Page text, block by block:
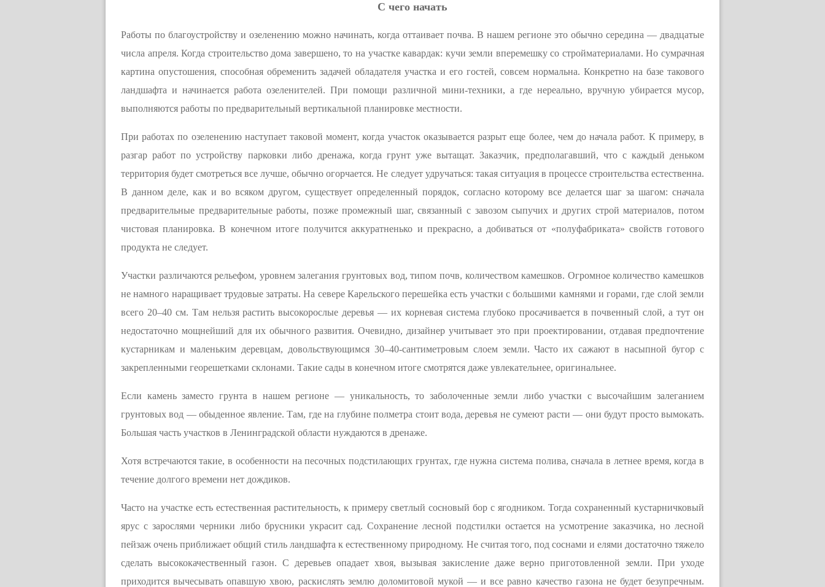
С чего начать
Работы по благоустройству и озеленению можно начинать, когда оттаивает почва. В нашем регионе это обычно середина — двадцатые
числа апреля. Когда строительство дома завершено, то на участке кавардак: кучи земли вперемешку со стройматериалами. Но сумрачная
картина опустошения, способная обременить задачей обладателя участка и его гостей, совсем нормальна. Конкретно на базе такового
ландшафта и начинается работа озеленителей. При помощи различной мини-техники, а где нереально, вручную убирается мусор,
выполняются работы по предварительный вертикальной планировке местности.
При работах по озеленению наступает таковой момент, когда участок оказывается разрыт еще более, чем до начала работ. К примеру, в
разгар работ по устройству парковки либо дренажа, когда грунт уже вытащат. Заказчик, предполагавший, что с каждый деньком
территория будет смотреться все лучше, обычно огорчается. Не следует удручаться: такая ситуация в процессе строительства естественна.
В данном деле, как и во всяком другом, существует определенный порядок, согласно которому все делается шаг за шагом: сначала
предварительные предварительные работы, позже промежный шаг, связанный с завозом сыпучих и других строй материалов, потом
чистовая планировка. В конечном итоге получится аккуратненько и прекрасно, а добиваться от «полуфабриката» свойств готового
продукта не следует.
Участки различаются рельефом, уровнем залегания грунтовых вод, типом почв, количеством камешков. Огромное количество камешков
не намного наращивает трудовые затраты. На севере Карельского перешейка есть участки с большими камнями и горами, где слой земли
всего 20–40 см. Там нельзя растить высокорослые деревья — их корневая система глубоко просачивается в почвенный слой, а тут он
недостаточно мощнейший для их обычного развития. Очевидно, дизайнер учитывает это при проектировании, отдавая предпочтение
кустарникам и маленьким деревцам, довольствующимся 30–40-сантиметровым слоем земли. Часто их сажают в насыпной бугор с
закрепленными георешетками склонами. Такие сады в конечном итоге смотрятся даже увлекательнее, оригинальнее.
Если камень заместо грунта в нашем регионе — уникальность, то заболоченные земли либо участки с высочайшим залеганием
грунтовых вод — обыденное явление. Там, где на глубине полметра стоит вода, деревья не сумеют расти — они будут просто вымокать.
Большая часть участков в Ленинградской области нуждаются в дренаже.
Хотя встречаются такие, в особенности на песочных подстилающих грунтах, где нужна система полива, сначала в летнее время, когда в
течение долгого времени нет дождиков.
Часто на участке есть естественная растительность, к примеру светлый сосновый бор с ягодником. Тогда сохраненный кустарничковый
ярус с зарослями черники либо брусники украсит сад. Сохранение лесной подстилки остается на усмотрение заказчика, но лесной
пейзаж очень приближает общий стиль ландшафта к естественному природному. Не считая того, под соснами и елями достаточно тяжело
сделать высококачественный газон. С деревьев опадает хвоя, вызывая закисление даже верно приготовленной земли. При уходе
приходится вычесывать опавшую хвою, раскислять землю доломитовой мукой — и все равно качество газона не будет безупречным.